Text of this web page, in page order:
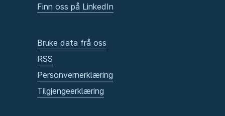
Finn oss på LinkedIn
Bruke data frå oss
RSS
Personvernerklæring
Tilgjengeerklæring